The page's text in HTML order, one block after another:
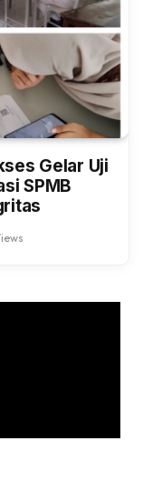
Gelar Uji
SPMB